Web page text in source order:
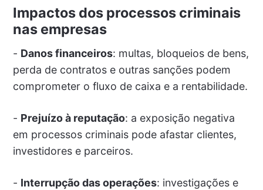
Impactos dos processos criminais
nas empresas
- Danos financeiros: multas, bloqueios de bens,
perda de contratos e outras sanções podem
comprometer o fluxo de caixa e a rentabilidade.
- Prejuízo à reputação: a exposição negativa
em processos criminais pode afastar clientes,
investidores e parceiros.
- Interrupção das operações: investigações e